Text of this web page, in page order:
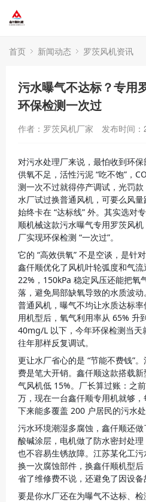
首页 新闻动态 罗茨风机资讯
污水曝气不达标？专用
环保检测一次过
作者：罗茨风机厂家 发布时间
对污水处理厂来说，最怕收到环
供氧不足，活性污泥 “吃不饱”，
测一次不过就得停产调试，光罚
水厂试过换普通风机，可要么风量
始终卡在 “达标线” 外。其实选对
顺机械这款污水曝气专用罗茨风
厂实现环保检测 “一次过”。
它的 “高效供氧” 不是空谈，是针
鑫仟顺优化了风机叶轮弧度和气
22%，150kPa 稳定风压还能把氧
落，避免局部缺氧导致的水质波
普通风机，曝气不均让水质达标
用机型后，氧气利用率从 65% 升
40mg/L 以下，今年环保检测当天
往年那样反复调试。
更让水厂省心的是 “节能不费钱”
费是笔大开销。鑫仟顺这款搭载
气风机低 15%。厂长算过账：之
万，现在一台鑫仟顺专用机就够
下来能多覆盖 200 户居民的污水处
污水环境潮湿多腐蚀，鑫仟顺还
酸碱涂层，电机做了防水密封处理
也不容易生锈故障。江苏某化工
换一次腐蚀部件，换鑫仟顺机型
省了维修费不说，还避免了因设备
要是你水厂还在为曝气不达标、